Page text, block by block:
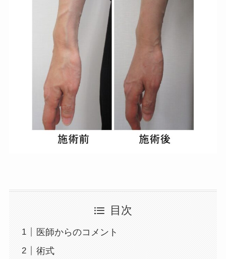
目次
医師からのコメント
術式